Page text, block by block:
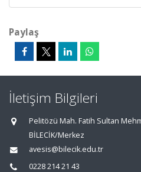
Paylaş
İletişim Bilgileri
Pelitözü Mah. Fatih Sultan
BİLECİK/Merkez
avesis@bilecik.edu.tr
0228 214 21 43